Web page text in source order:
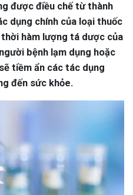
được điều chế từ thành
dụng chính của loại thuốc
thời hàm lượng tá dược của
bệnh lạm dụng hoặc
tiềm ẩn các tác dụng
đến sức khỏe.